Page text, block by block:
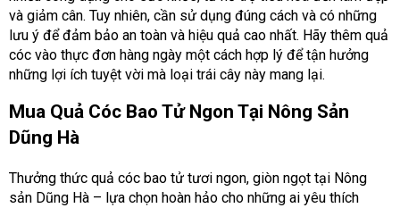
và giảm cân. Tuy nhiên, cần sử dụng đúng cách và có những
lưu ý để đảm bảo an toàn và hiệu quả cao nhất. Hãy thêm quả
cóc vào thực đơn hàng ngày một cách hợp lý để tận hưởng
những lợi ích tuyệt vời mà loại trái cây này mang lại.
Mua Quả Cóc Bao Tử Ngon Tại Nông Sản
Dũng Hà
Thưởng thức quả cóc bao tử tươi ngon, giòn ngọt tại Nông
sản Dũng Hà – lựa chọn hoàn hảo cho những ai yêu thích